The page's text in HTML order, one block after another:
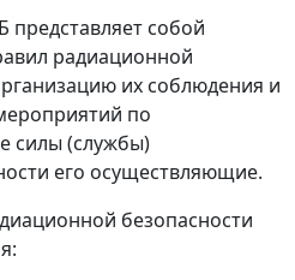
представляет собой
радиационной
их соблюдения и
по
силы (службы)
его осуществляющие.
безопасности